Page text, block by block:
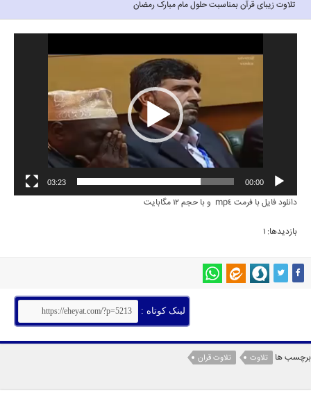
تلاوت زیبای قرآن بمناسبت حلول مام مبارک رمضان
00:00
03:23
دانلود فایل با فرمت mp4 و با حجم 12 مگابایت
بازدیدها: 1
لینک کوتاه :
برچسب ها تلاوت تلاوت قران